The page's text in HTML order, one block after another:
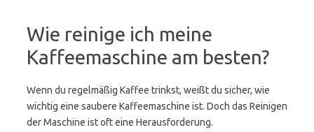
Wie reinige ich meine
Kaffeemaschine am besten?
Wenn du regelmäßig Kaffee trinkst, weißt du sicher, wie
wichtig eine saubere Kaffeemaschine ist. Doch das Reinigen
der Maschine ist oft eine Herausforderung.